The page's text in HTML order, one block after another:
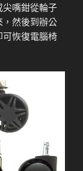
嘴鉗從輪子
然後到辦公
恢復電腦椅